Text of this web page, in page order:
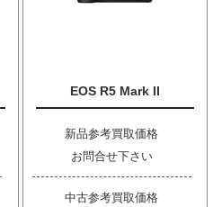
EOS R5 Mark II
新品参考買取価格
お問合せ下さい
中古参考買取価格